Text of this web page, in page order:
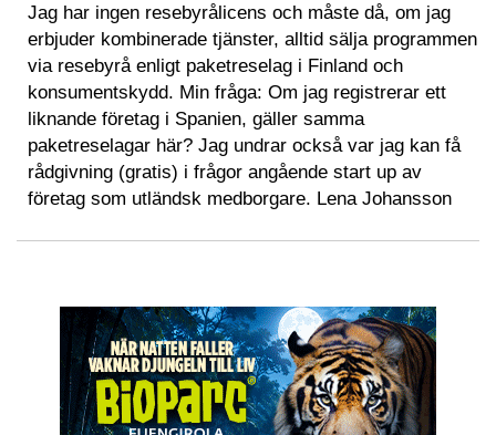
Jag har ingen resebyrålicens och måste då, om jag
erbjuder kombinerade tjänster, alltid sälja programmen
via resebyrå enligt paketreselag i Finland och
konsumentskydd. Min fråga: Om jag registrerar ett
liknande företag i Spanien, gäller samma
paketreselagar här? Jag undrar också var jag kan få
rådgivning (gratis) i frågor angående start up av
företag som utländsk medborgare. Lena Johansson